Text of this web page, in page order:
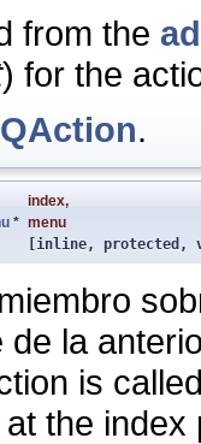
from the
) for the
QAction.
index,
* menu
[inline, protected,
la
is
the